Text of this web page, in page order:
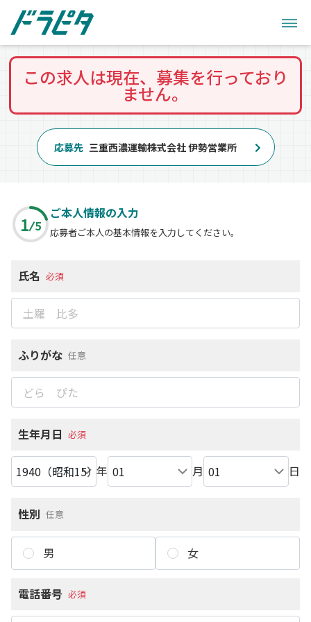
この求人は現在、募集を行っており
ません。
応募先 三重西濃運輸株式会社 伊勢営業所
1 5
ご本人情報の入力
応募者ご本人の基本情報を入力してください。
氏名 必須
ふりがな 任意
生年月日 必須
年 月 日
性別 任意
男 女
電話番号 必須